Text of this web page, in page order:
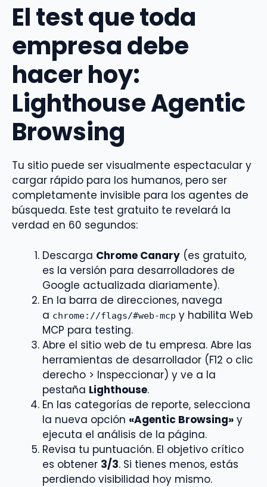
El test que toda
empresa debe
hacer hoy:
Lighthouse Agentic
Browsing
Tu sitio puede ser visualmente espectacular y
cargar rápido para los humanos, pero ser
completamente invisible para los agentes de
búsqueda. Este test gratuito te revelará la
verdad en 60 segundos:
Descarga Chrome Canary (es gratuito,
es la versión para desarrolladores de
Google actualizada diariamente).
En la barra de direcciones, navega
a chrome://flags/#web-mcp y habilita Web
MCP para testing.
Abre el sitio web de tu empresa. Abre las
herramientas de desarrollador (F12 o clic
derecho > Inspeccionar) y ve a la
pestaña Lighthouse.
En las categorías de reporte, selecciona
la nueva opción «Agentic Browsing» y
ejecuta el análisis de la página.
Revisa tu puntuación. El objetivo crítico
es obtener 3/3. Si tienes menos, estás
perdiendo visibilidad hoy mismo.